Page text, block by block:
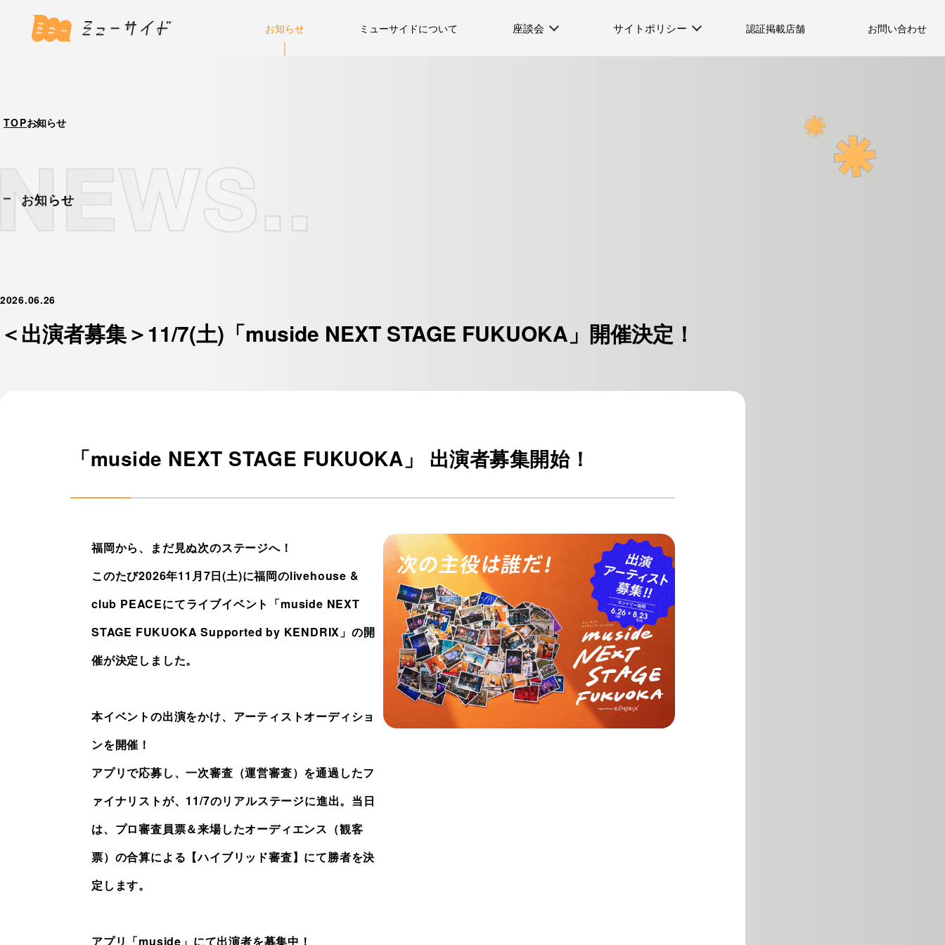
お知らせ ミューサイドについて 座談会 サイトポリシー 認証掲載店舗 お問い合わせ
TOPお知らせ
お知らせ
2026.06.26
＜出演者募集＞11/7(土)「muside NEXT STAGE FUKUOKA」開催決定！
「muside NEXT STAGE FUKUOKA」 出演者募集開始！
福岡から、まだ見ぬ次のステージへ！
このたび2026年11月7日(土)に福岡のlivehouse &
club PEACEにてライブイベント「muside NEXT
STAGE FUKUOKA Supported by KENDRIX」の開
催が決定しました。
本イベントの出演をかけ、アーティストオーディショ
ンを開催！
アプリで応募し、一次審査（運営審査）を通過したフ
ァイナリストが、11/7のリアルステージに進出。当日
は、プロ審査員票＆来場したオーディエンス（観客
票）の合算による【ハイブリッド審査】にて勝者を決
定します。
アプリ「muside」にて出演者を募集中！